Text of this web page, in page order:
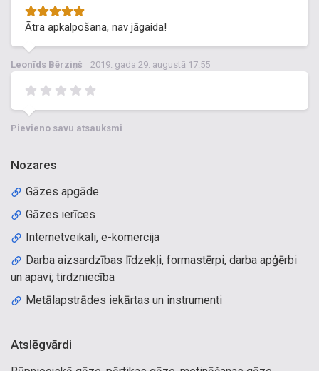
Ātra apkalpošana, nav jāgaida!
Leonīds Bērziņš 2019. gada 29. augustā 17:55
Pievieno savu atsauksmi
Nozares
Gāzes apgāde
Gāzes ierīces
Internetveikali, e-komercija
Darba aizsardzības līdzekļi, formastērpi, darba apģērbi
un apavi; tirdzniecība
Metālapstrādes iekārtas un instrumenti
Atslēgvārdi